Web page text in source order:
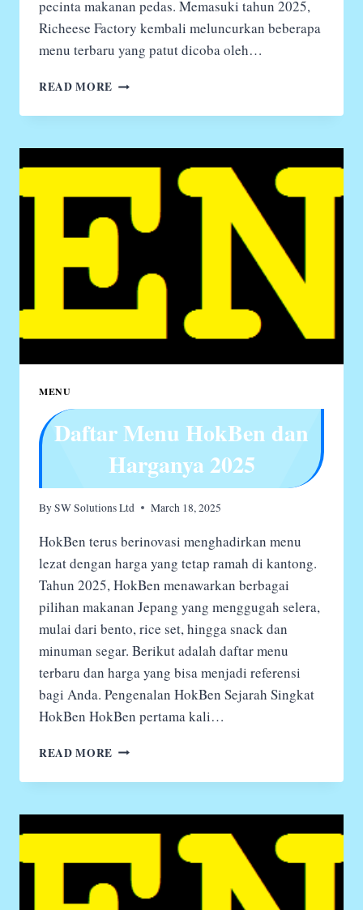
pecinta makanan pedas. Memasuki tahun 2025,
Richeese Factory kembali meluncurkan beberapa
menu terbaru yang patut dicoba oleh…
READ MORE DAFTAR
TERBARU
FACTORY
2025
MENU
Daftar Menu HokBen dan
Harganya 2025
BySW Solutions Ltd March 18, 2025
HokBen terus berinovasi menghadirkan menu
lezat dengan harga yang tetap ramah di kantong.
Tahun 2025, HokBen menawarkan berbagai
pilihan makanan Jepang yang menggugah selera,
mulai dari bento, rice set, hingga snack dan
minuman segar. Berikut adalah daftar menu
terbaru dan harga yang bisa menjadi referensi
bagi Anda. Pengenalan HokBen Sejarah Singkat
HokBen HokBen pertama kali…
READ MORE DAFTAR
HOKBEN
HARGANYA
2025